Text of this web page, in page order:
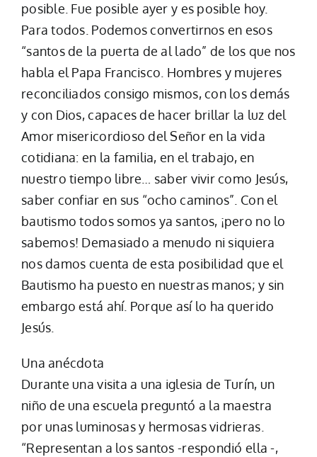
posible. Fue posible ayer y es posible hoy.
Para todos. Podemos convertirnos en esos
“santos de la puerta de al lado” de los que nos
habla el Papa Francisco. Hombres y mujeres
reconciliados consigo mismos, con los demás
y con Dios, capaces de hacer brillar la luz del
Amor misericordioso del Señor en la vida
cotidiana: en la familia, en el trabajo, en
nuestro tiempo libre… saber vivir como Jesús,
saber confiar en sus “ocho caminos”. Con el
bautismo todos somos ya santos, ¡pero no lo
sabemos! Demasiado a menudo ni siquiera
nos damos cuenta de esta posibilidad que el
Bautismo ha puesto en nuestras manos; y sin
embargo está ahí. Porque así lo ha querido
Jesús.
Una anécdota
Durante una visita a una iglesia de Turín, un
niño de una escuela preguntó a la maestra
por unas luminosas y hermosas vidrieras.
“Representan a los santos -respondió ella -,